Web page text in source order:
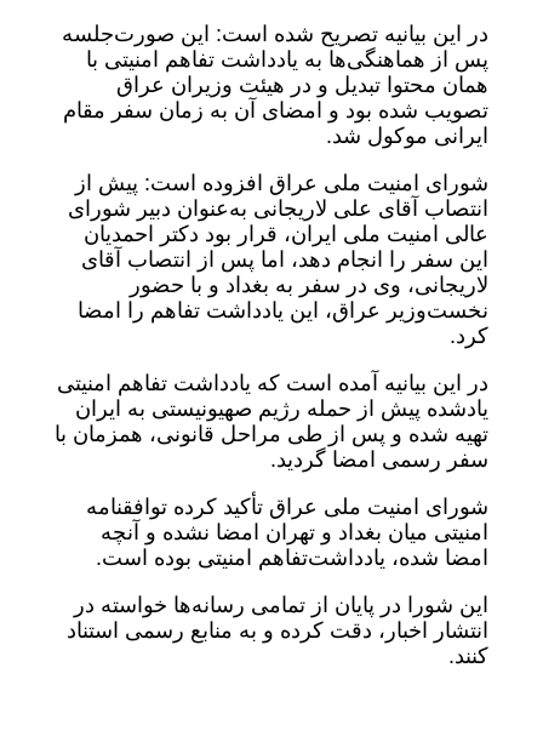
در این بیانیه تصریح شده است: این صورت‌جلسه
پس از هماهنگی‌ها به یادداشت تفاهم امنیتی با
همان محتوا تبدیل و در هیئت وزیران عراق
تصویب شده بود و امضای آن به زمان سفر مقام
ایرانی موکول شد.
شورای امنیت ملی عراق افزوده است: پیش از
انتصاب آقای علی لاریجانی به‌عنوان دبیر شورای
عالی امنیت ملی ایران، قرار بود دکتر احمدیان
این سفر را انجام دهد، اما پس از انتصاب آقای
لاریجانی، وی در سفر به بغداد و با حضور
نخست‌وزیر عراق، این یادداشت تفاهم را امضا
کرد.
در این بیانیه آمده است که یادداشت تفاهم امنیتی
یادشده پیش از حمله رژیم صهیونیستی به ایران
تهیه شده و پس از طی مراحل قانونی، همزمان با
سفر رسمی امضا گردید.
شورای امنیت ملی عراق تأکید کرده توافقنامه
امنیتی میان بغداد و تهران امضا نشده و آنچه
امضا شده، یادداشت‌تفاهم امنیتی بوده است.
این شورا در پایان از تمامی رسانه‌ها خواسته در
انتشار اخبار، دقت کرده و به منابع رسمی استناد
کنند.